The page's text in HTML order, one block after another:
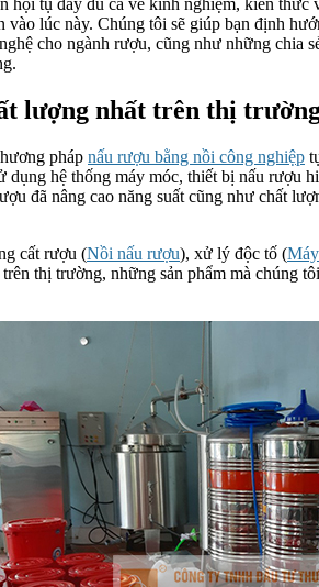
lúc này. Chúng tôi sẽ giúp bạn định
cho ngành rượu, cũng như những
lượng nhất trên thị
pháp nấu rượu bằng nồi công nghiệp
hệ thống máy móc, thiết bị nấu
đã nâng cao năng suất cũng như chất
cất rượu (Nồi nấu rượu), xử lý độc tố (
thị trường, những sản phẩm mà chúng